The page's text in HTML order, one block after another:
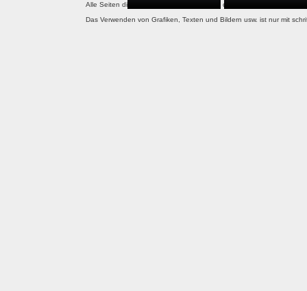
Alle Seiten dieser website unterliegen dem copyright. Letzte
Das Verwenden von Grafiken, Texten und Bildern usw. ist nur mit